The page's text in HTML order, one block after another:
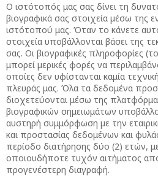
Ο ιστότοπός μας σας δίνει τη
βιογραφικά σας στοιχεία μέσω της
ιστότοπού μας. Όταν το κάνετε
στοιχεία υποβάλλονται βάσει της
σας. Οι βιογραφικές πληροφορίες
μπορεί μερικές φορές να
οποίες δεν υφίστανται καμία
πλευράς μας. Όλα τα δεδομένα
διοχετεύονται μέσω της
βιογραφικών σημειωμάτων
αυστηρή συμμόρφωση με την
και προστασίας δεδομένων και
περίοδο διατήρησης δύο (2) ετών,
οποιουδήποτε τυχόν αιτήματος
προγενέστερη διαγραφή.